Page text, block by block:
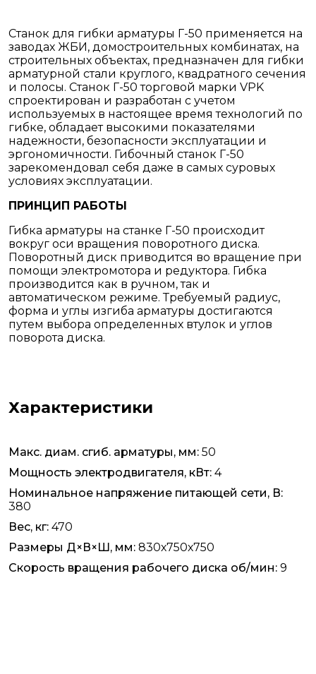
Станок для гибки арматуры Г-50 применяется на
заводах ЖБИ, домостроительных комбинатах, на
строительных объектах, предназначен для гибки
арматурной стали круглого, квадратного сечения
и полосы. Станок Г-50 торговой марки VPK
спроектирован и разработан с учетом
используемых в настоящее время технологий по
гибке, обладает высокими показателями
надежности, безопасности эксплуатации и
эргономичности. Гибочный станок Г-50
зарекомендовал себя даже в самых суровых
условиях эксплуатации.
ПРИНЦИП РАБОТЫ
Гибка арматуры на станке Г-50 происходит
вокруг оси вращения поворотного диска.
Поворотный диск приводится во вращение при
помощи электромотора и редуктора. Гибка
производится как в ручном, так и
автоматическом режиме. Требуемый радиус,
форма и углы изгиба арматуры достигаются
путем выбора определенных втулок и углов
поворота диска.
Характеристики
Макс. диам. сгиб. арматуры, мм: 50
Мощность электродвигателя, кВт: 4
Номинальное напряжение питающей сети, В:
380
Вес, кг: 470
Размеры Д×В×Ш, мм: 830х750х750
Скорость вращения рабочего диска об/мин: 9